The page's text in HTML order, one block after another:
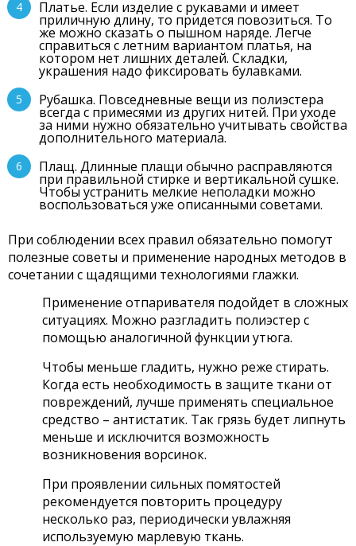
Платье. Если изделие с рукавами и имеет
приличную длину, то придется повозиться. То
же можно сказать о пышном наряде. Легче
справиться с летним вариантом платья, на
котором нет лишних деталей. Складки,
украшения надо фиксировать булавками.
Рубашка. Повседневные вещи из полиэстера
всегда с примесями из других нитей. При уходе
за ними нужно обязательно учитывать свойства
дополнительного материала.
Плащ. Длинные плащи обычно расправляются
при правильной стирке и вертикальной сушке.
Чтобы устранить мелкие неполадки можно
воспользоваться уже описанными советами.
При соблюдении всех правил обязательно помогут
полезные советы и применение народных методов в
сочетании с щадящими технологиями глажки.
Применение отпаривателя подойдет в сложных
ситуациях. Можно разгладить полиэстер с
помощью аналогичной функции утюга.
Чтобы меньше гладить, нужно реже стирать.
Когда есть необходимость в защите ткани от
повреждений, лучше применять специальное
средство – антистатик. Так грязь будет липнуть
меньше и исключится возможность
возникновения ворсинок.
При проявлении сильных помятостей
рекомендуется повторить процедуру
несколько раз, периодически увлажняя
используемую марлевую ткань.